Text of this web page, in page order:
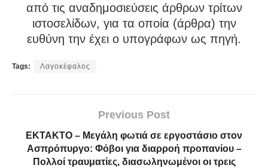
από τις αναδημοσιεύσεις άρθρων τρίτων
ιστοσελίδων, για τα οποία (άρθρα) την
ευθύνη την έχει ο υπογράφων ως πηγή.
Tags: Λαγοκέφαλος
Previous Post
ΕΚΤΑΚΤΟ – Μεγάλη φωτιά σε εργοστάσιο στον
Ασπρόπυργο: Φόβοι για διαρροή προπανίου –
Πολλοί τραυματίες, διασωληνωμένοι οι τρεις